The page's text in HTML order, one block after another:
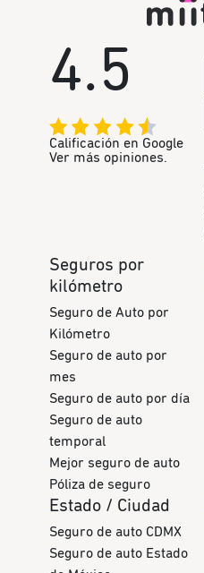
4.5
Calificación en Google
Ver más opiniones.
Seguros por
kilómetro
Seguro de Auto por
Kilómetro
Seguro de auto por
mes
Seguro de auto por día
Seguro de auto
temporal
Mejor seguro de auto
Póliza de seguro
Estado / Ciudad
Seguro de auto CDMX
Seguro de auto Estado